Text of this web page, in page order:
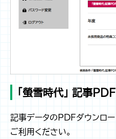
「螢雪時代」 記事PDF
記事データのPDFダウンロー
ご利用ください。